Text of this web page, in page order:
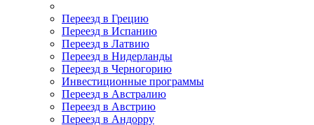
Переезд в Грецию
Переезд в Испанию
Переезд в Латвию
Переезд в Нидерланды
Переезд в Черногорию
Инвестиционные программы
Переезд в Австралию
Переезд в Австрию
Переезд в Андорру